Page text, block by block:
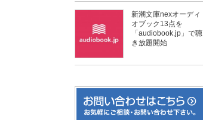
新潮文庫nexオーディ
オブック13点を
「audiobook.jp」で聴
き放題開始